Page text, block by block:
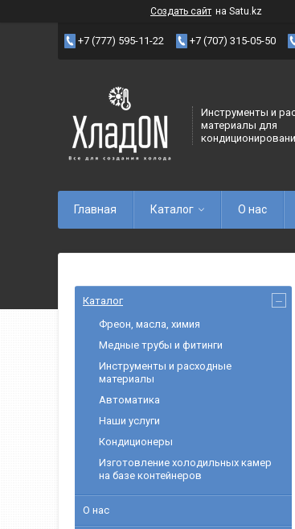
Создать сайт на Satu.kz
+7 (777) 595-11-22 +7 (707) 315-05-50
Инструменты и
материалы для
Главная Каталог О нас
Каталог
Фреон, масла, химия
Медные трубы и фитинги
Инструменты и расходные
материалы
Автоматика
Наши услуги
Кондиционеры
Изготовление холодильных камер
на базе контейнеров
О нас